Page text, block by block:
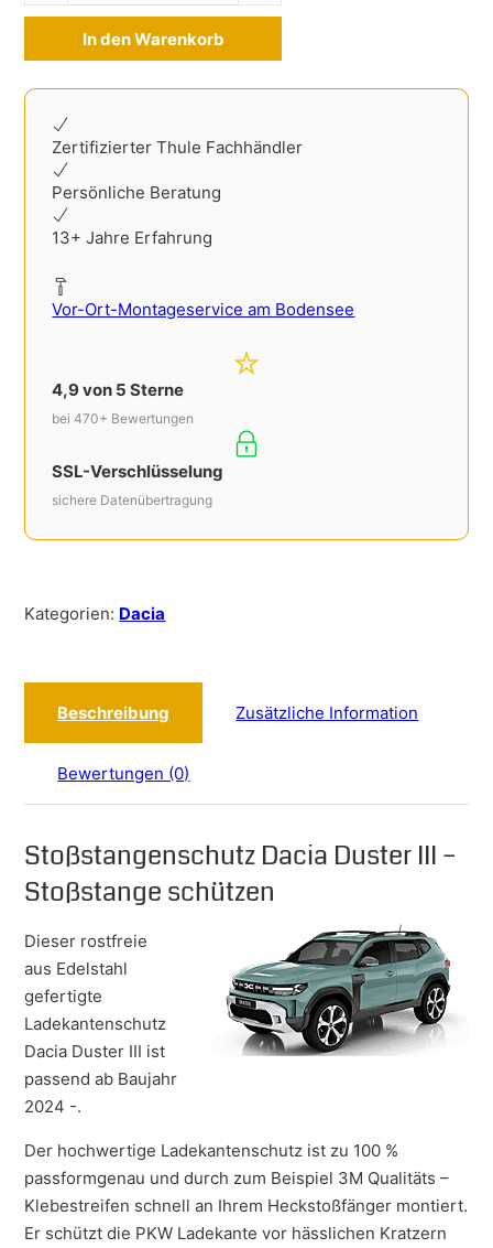
In den Warenkorb
Zertifizierter Thule Fachhändler
Persönliche Beratung
13+ Jahre Erfahrung
Vor-Ort-Montageservice am Bodensee
4,9 von 5 Sterne
bei 470+ Bewertungen
SSL-Verschlüsselung
sichere Datenübertragung
Kategorien: Dacia
Beschreibung Zusätzliche Information
Bewertungen (0)
Stoßstangenschutz Dacia Duster III –
Stoßstange schützen
Dieser rostfreie
aus Edelstahl
gefertigte
Ladekantenschutz
Dacia Duster III ist
passend ab Baujahr
2024 -.
Der hochwertige Ladekantenschutz ist zu 100 %
passformgenau und durch zum Beispiel 3M Qualitäts –
Klebestreifen schnell an Ihrem Heckstoßfänger montiert.
Er schützt die PKW Ladekante vor hässlichen Kratzern